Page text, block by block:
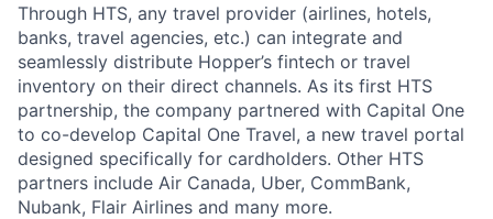
Through HTS, any travel provider (airlines, hotels,
banks, travel agencies, etc.) can integrate and
seamlessly distribute Hopper’s fintech or travel
inventory on their direct channels. As its first HTS
partnership, the company partnered with Capital One
to co-develop Capital One Travel, a new travel portal
designed specifically for cardholders. Other HTS
partners include Air Canada, Uber, CommBank,
Nubank, Flair Airlines and many more.